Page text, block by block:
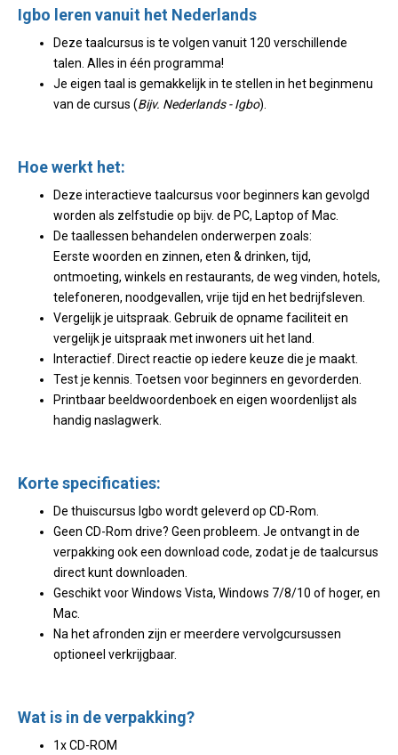
Igbo leren vanuit het Nederlands
Deze taalcursus is te volgen vanuit 120 verschillende
talen. Alles in één programma!
Je eigen taal is gemakkelijk in te stellen in het beginmenu
van de cursus (Bijv. Nederlands - Igbo).
Hoe werkt het:
Deze interactieve taalcursus voor beginners kan gevolgd
worden als zelfstudie op bijv. de PC, Laptop of Mac.
De taallessen behandelen onderwerpen zoals:
Eerste woorden en zinnen, eten & drinken, tijd,
ontmoeting, winkels en restaurants, de weg vinden, hotels,
telefoneren, noodgevallen, vrije tijd en het bedrijfsleven.
Vergelijk je uitspraak. Gebruik de opname faciliteit en
vergelijk je uitspraak met inwoners uit het land.
Interactief. Direct reactie op iedere keuze die je maakt.
Test je kennis. Toetsen voor beginners en gevorderden.
Printbaar beeldwoordenboek en eigen woordenlijst als
handig naslagwerk.
Korte specificaties:
De thuiscursus Igbo wordt geleverd op CD-Rom.
Geen CD-Rom drive? Geen probleem. Je ontvangt in de
verpakking ook een download code, zodat je de taalcursus
direct kunt downloaden.
Geschikt voor Windows Vista, Windows 7/8/10 of hoger, en
Mac.
Na het afronden zijn er meerdere vervolgcursussen
optioneel verkrijgbaar.
Wat is in de verpakking?
1x CD-ROM